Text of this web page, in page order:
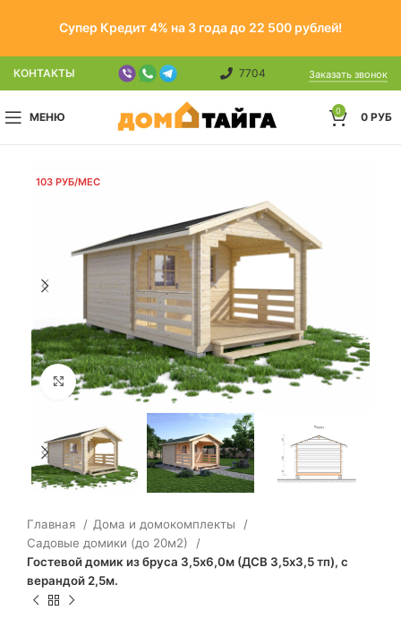
Супер Кредит 4% на 3 года до 22 500 рублей!
КОНТАКТЫ 7704 Заказать звонок
МЕНЮ 0 0 РУБ
103 РУБ/МЕС
Click to enlarge
Главная
Дома и домокомплекты
Садовые домики (до 20м2)
Гостевой домик из бруса 3,5х6,0м (ДСВ 3,5х3,5 тп), с
верандой 2,5м.